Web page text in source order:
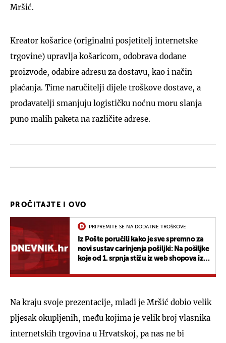
Mršić.
Kreator košarice (originalni posjetitelj internetske
trgovine) upravlja košaricom, odobrava dodane
proizvode, odabire adresu za dostavu, kao i način
plaćanja. Time naručitelji dijele troškove dostave, a
prodavatelji smanjuju logističku noćnu moru slanja
puno malih paketa na različite adrese.
PROČITAJTE I OVO
PRIPREMITE SE NA DODATNE TROŠKOVE
Iz Pošte poručili kako je sve spremno za
novi sustav carinjenja pošiljki: Na pošiljke
koje od 1. srpnja stižu iz web shopova iz
Na kraju svoje prezentacije, mladi je Mršić dobio velik
pljesak okupljenih, među kojima je velik broj vlasnika
internetskih trgovina u Hrvatskoj, pa nas ne bi